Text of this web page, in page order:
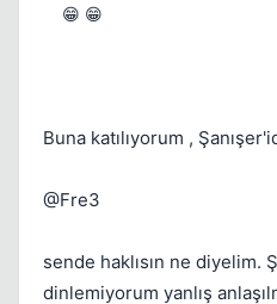
😁 😁
Buna katılıyorum ,
@Fre3
sende haklısın ne diyelim.
dinlemiyorum yanlış